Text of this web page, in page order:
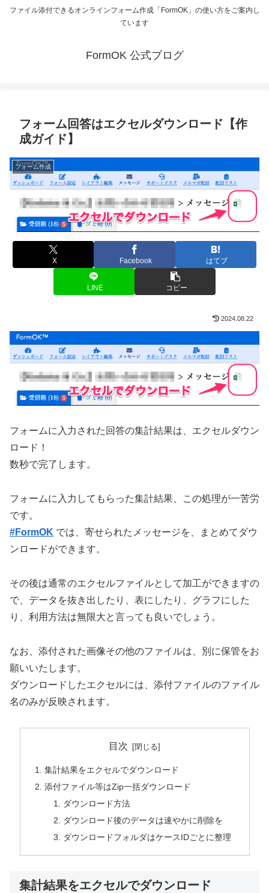
ファイル添付できるオンラインフォーム作成「FormOK」の使い方をご案内し
ています
FormOK 公式ブログ
フォーム回答はエクセルダウンロード【作
成ガイド】
フォーム作成
X Facebook はてブ
LINE コピー
2024.08.22
フォームに入力された回答の集計結果は、エクセルダウン
ロード！
数秒で完了します。
フォームに入力してもらった集計結果、この処理が一苦労
です。
#FormOK では、寄せられたメッセージを、まとめてダウ
ンロードができます。
その後は通常のエクセルファイルとして加工ができますの
で、データを抜き出したり、表にしたり、グラフにした
り、利用方法は無限大と言っても良いでしょう。
なお、添付された画像その他のファイルは、別に保管をお
願いいたします。
ダウンロードしたエクセルには、添付ファイルのファイル
名のみが反映されます。
目次
集計結果をエクセルでダウンロード
添付ファイル等はZip一括ダウンロード
ダウンロード方法
ダウンロード後のデータは速やかに削除を
ダウンロードフォルダはケースIDごとに整理
集計結果をエクセルでダウンロード